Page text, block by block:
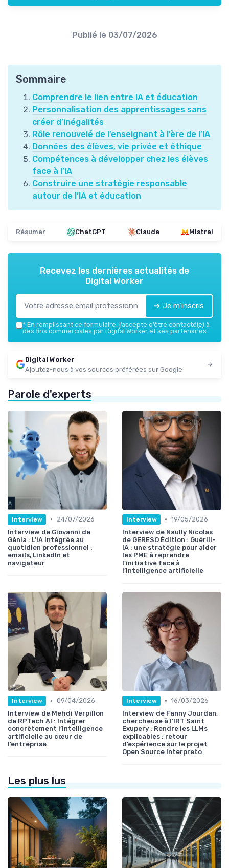
Publié le 03/07/2026
Sommaire
Comprendre le lien entre IA et éducation
Personnalisation des apprentissages sans
créer d’inégalités
Rôle renouvelé de l’enseignant à l’ère de l’IA
Données des élèves, vie privée et éthique
Compétences à développer chez les élèves
face à l’IA
Construire une stratégie responsable
autour de l’IA et éducation
Résumer ChatGPT Claude Mistral
Recevez les dernières actualités de
Digital Worker
➔ Je m'inscris
* En remplissant ce formulaire, j’accepte d’être contacté(e) à
des fins commerciales par Digital Worker et ses partenaires.
Digital Worker
Ajoutez-nous à vos sources préférées sur Google
Parole d'experts
Interview •
24/07/2026
Interview de Giovanni de
Génia : L’IA intégrée au
quotidien professionnel :
emails, LinkedIn et
navigateur
Interview • 19/05/2026
Interview de Naully Nicolas
de GERESO Édition : Guérill-
iA : une stratégie pour aider
les PME à reprendre
l’initiative face à
l’intelligence artificielle
Interview • 09/04/2026
Interview de Mehdi Verpillon
de RPTech AI : Intégrer
concrètement l’intelligence
artificielle au cœur de
l’entreprise
Interview • 16/03/2026
Interview de Fanny Jourdan,
chercheuse à l'IRT Saint
Exupery : Rendre les LLMs
explicables : retour
d’expérience sur le projet
Open Source Interpreto
Les plus lus